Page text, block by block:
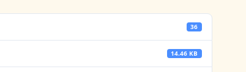
36
14.46 KB